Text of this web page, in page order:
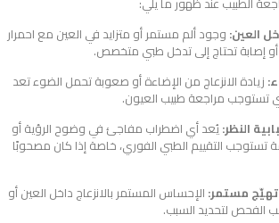
العين: وجود ألم مستمر أو متزايد في العين مع احمرار
أو إصابة تحتاج إلى تدخل طبي متخصص.
زيادة الانزعاج من الإضاءة أو صعوبة تحمل الضوء تعد
تستوجب مراجعة طبيب العيون.
النظر:يُعد أي اضطراب مفاجئ في وضوح الرؤية أو
التقييم الطبي الفوري، خاصة إذا كان مصحوبًا
تهيّج مستمر: الإحساس المستمر بالانزعاج داخل العين أو
لتحديد السبب.